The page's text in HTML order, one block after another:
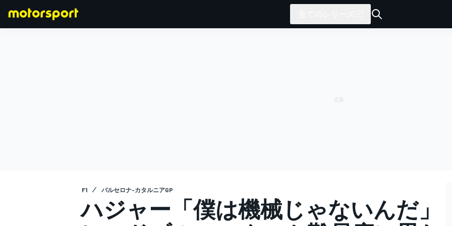
F1 バルセロナ-カタルニアGP
ハジャー「僕は機械じゃないんだ」